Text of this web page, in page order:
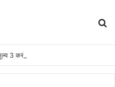
3 करोड़ रुपये